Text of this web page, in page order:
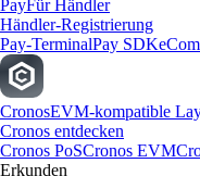
PayFür Händler
Händler-Registrierung
Pay-TerminalPay SDK
CronosEVM-kompatible
Cronos entdecken
Cronos PoSCronos EVM
Erkunden